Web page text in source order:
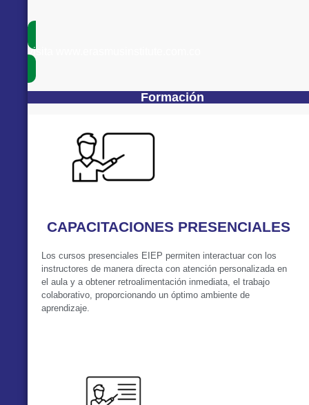
visita www.erasmusinstitute.com.co
Formación
CAPACITACIONES PRESENCIALES
Los cursos presenciales EIEP permiten interactuar con los
instructores de manera directa con atención personalizada en
el aula y a obtener retroalimentación inmediata, el trabajo
colaborativo, proporcionando un óptimo ambiente de
aprendizaje.